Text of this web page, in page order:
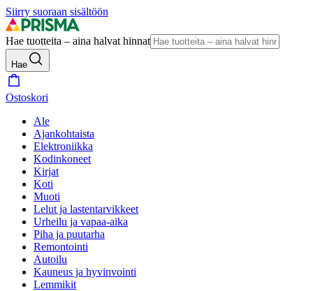
Siirry suoraan sisältöön
Hae tuotteita – aina halvat hinnat
Hae
Ostoskori
Ale
Ajankohtaista
Elektroniikka
Kodinkoneet
Kirjat
Koti
Muoti
Lelut ja lastentarvikkeet
Urheilu ja vapaa-aika
Piha ja puutarha
Remontointi
Autoilu
Kauneus ja hyvinvointi
Lemmikit